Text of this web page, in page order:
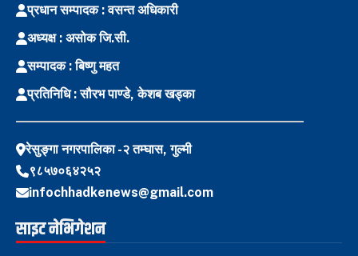
प्रधान सम्पादक : वसन्त अधिकारी
अध्यक्ष : असोक जि.सी.
सम्पादक : बिष्णु महत
प्रतिनिधि : सौरभ पाण्डे, केशब खड्का
रेसुङ्गा नगरपालिका -२ तम्घास, गुल्मी
९८५७०६४२५२
infochhadkenews@gmail.com
साइट नेभिगेशन